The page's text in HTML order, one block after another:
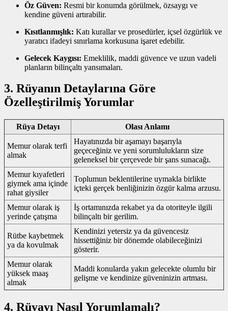
Öz Güven: Resmi bir konumda görülmek, özsaygı ve
kendine güveni artırabilir.
Kısıtlanmışlık: Katı kurallar ve prosedürler, içsel özgürlük ve
yaratıcı ifadeyi sınırlama korkusuna işaret edebilir.
Gelecek Kaygısı: Emeklilik, maddi güvence ve uzun vadeli
planların bilinçaltı yansımaları.
3. Rüyanın Detaylarına Göre
Özelleştirilmiş Yorumlar
Rüya Detayı Olası Anlamı
Memur olarak terfi
almak
Hayatınızda bir aşamayı başarıyla
geçeceğiniz ve yeni sorumlulukların size
geleneksel bir çerçevede bir şans sunacağı.
Memur kıyafetleri
giymek ama içinde
rahat giysiler
Toplumun beklentilerine uymakla birlikte
içteki gerçek benliğinizin özgür kalma arzusu.
Memur olarak iş
yerinde çatışma
İş ortamınızda rekabet ya da otoriteyle ilgili
bilinçaltı bir gerilim.
Rütbe kaybetmek
ya da kovulmak
Kendinizi yetersiz ya da güvencesiz
hissettiğiniz bir dönemde olabileceğinizi
gösterir.
Memur olarak
yüksek maaş
almak
Maddi konularda yakın gelecekte olumlu bir
gelişme ve kendinize güveninizin artması.
4. Rüyayı Nasıl Yorumlamalı?